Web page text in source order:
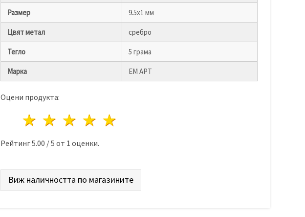
Размер 9.5х1 мм
Цвят метал сребро
Тегло 5 грама
Марка ЕМ АРТ
Оцени продукта:
4 звезди
3 звезди
2 звезди
1 звезда
Рейтинг5.00 /5 от 1 оценки.
Виж наличността по магазините